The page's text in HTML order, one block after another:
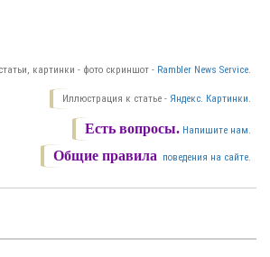
картинки - фото скриншот - Rambler News Service.
Иллюстрация к статье - Яндекс. Картинки.
Есть вопросы. Напишите нам.
Общие правила поведения на сайте.